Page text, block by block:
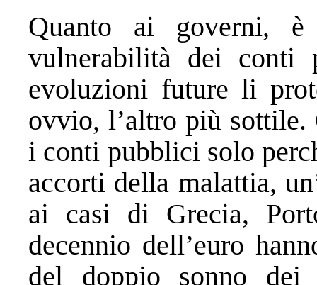
Quanto ai governi,
vulnerabilità dei conti
evoluzioni future li
ovvio, l’altro più
i conti pubblici solo
accorti della malattia,
ai casi di Grecia,
decennio dell’euro
del doppio sonno